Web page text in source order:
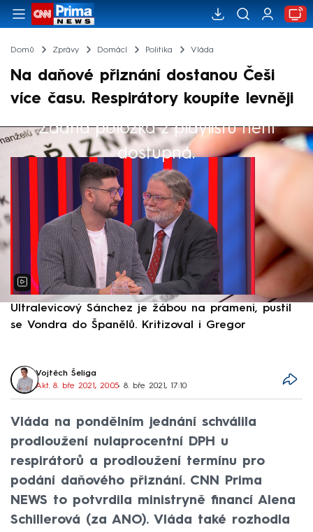
Domů Zprávy Domácí Politika Vláda
Na daňové přiznání dostanou Češi
více času. Respirátory koupíte levněji
Žádná položka z playlistu není
dostupná.
Výběr redakce
Ultralevicový Sánchez je žábou na prameni, pustil
se Vondra do Španělů. Kritizoval i Gregor
Vojtěch Šeliga
Akt. 8. bře 2021, 20:05• 8. bře 2021, 17:10
Vláda na pondělním jednání schválila
prodloužení nulaprocentní DPH u
respirátorů a prodloužení termínu pro
podání daňového přiznání. CNN Prima
NEWS to potvrdila ministryně financí Alena
Schillerová (za ANO). Vláda také rozhodla